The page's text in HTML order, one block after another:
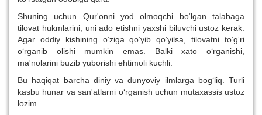
Shuning uchun Qur'onni yod olmoqchi bo‘lgan talabaga
tilovat hukmlarini, uni ado etishni yaxshi biluvchi ustoz kerak.
Agar oddiy kishining o‘ziga qo‘yib qo‘yilsa, tilovatni to‘g‘ri
o‘rganib olishi mumkin emas. Balki xato o‘rganishi,
ma'nolarini buzib yuborishi ehtimoli kuchli.
Bu haqiqat barcha diniy va dunyoviy ilmlarga bog‘liq. Turli
kasbu hunar va san'atlarni o‘rganish uchun mutaxassis ustoz
lozim.